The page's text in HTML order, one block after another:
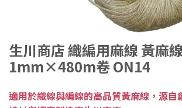
生川商店 織編用麻線 黃麻
1mm×480m卷 ON14
適用於織線與編線的高品質黃麻線，源自